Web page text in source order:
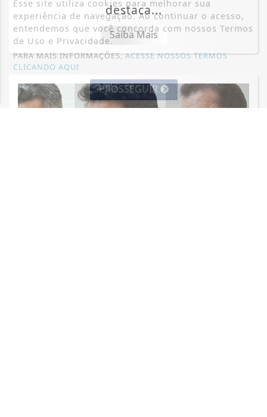
destaca...
Saiba Mais
Esse site utiliza cookies para melhorar sua
experiência de navegação. Ao continuar o acesso,
entendemos que você concorda com nossos Termos
de Uso e Privacidade.
PARA MAIS INFORMAÇÕES,ACESSE NOSSOS TERMOS
CLICANDO AQUI
PROSSEGUIR